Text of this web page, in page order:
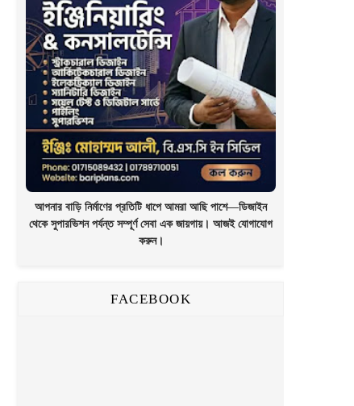
আপনার বাড়ি নির্মাণের প্রতিটি ধাপে আমরা আছি পাশে—ডিজাইন
থেকে সুপারভিশন পর্যন্ত সম্পূর্ণ সেবা এক জায়গায়। আজই যোগাযোগ
করুন।
FACEBOOK